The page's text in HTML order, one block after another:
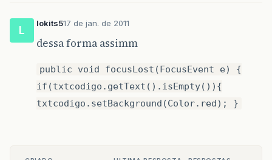
L
lokits517 de jan. de 2011
dessa forma assimm
public void focusLost(FocusEvent e) {
if(txtcodigo.getText().isEmpty()){
txtcodigo.setBackground(Color.red); }